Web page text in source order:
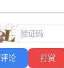
论 打赏